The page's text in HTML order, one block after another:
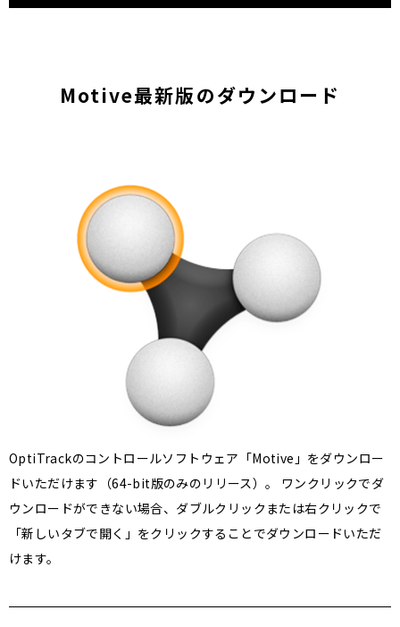
Motive最新版のダウンロード
OptiTrackのコントロールソフトウェア「Motive」をダウンロー
ドいただけます（64-bit版のみのリリース）。 ワンクリックでダ
ウンロードができない場合、ダブルクリックまたは右クリックで
「新しいタブで開く」をクリックすることでダウンロードいただ
けます。